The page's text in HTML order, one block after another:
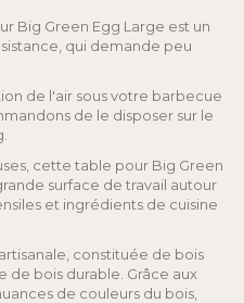
Big Green Egg Large est un
qui demande peu
de l'air sous votre barbecue
de le disposer sur le
cette table pour Big Green
surface de travail autour
et ingrédients de cuisine
constituée de bois
de bois durable. Grâce aux
de couleurs du bois,